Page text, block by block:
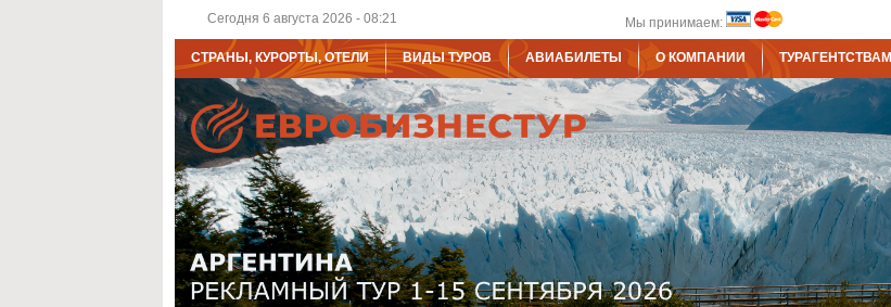
Сегодня 6 августа 2026 - 08:21 Мы принимаем:
СТРАНЫ, КУРОРТЫ, ОТЕЛИ ВИДЫ ТУРОВ АВИАБИЛЕТЫ О КОМПАНИИ ТУРАГЕНТСТВАМ